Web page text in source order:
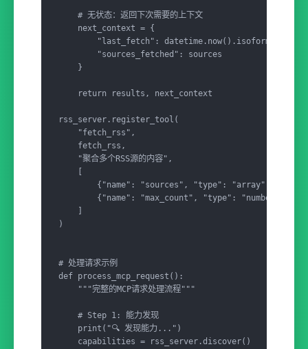
    # 无状态：返回下次需要的上下文
    next_context = {
        "last_fetch": datetime.now().isoformat(),
        "sources_fetched": sources
    }
    return results, next_context
rss_server.register_tool(
    "fetch_rss",
    fetch_rss,
    "聚合多个RSS源的内容",
{"name": "sources", "type": "array",
{"name": "max_count", "type": "number",
)
# 处理请求示例
def process_mcp_request():
    """完整的MCP请求处理流程"""
    # Step 1: 能力发现
    print("🔍 发现能力...")
    capabilities = rss_server.discover()